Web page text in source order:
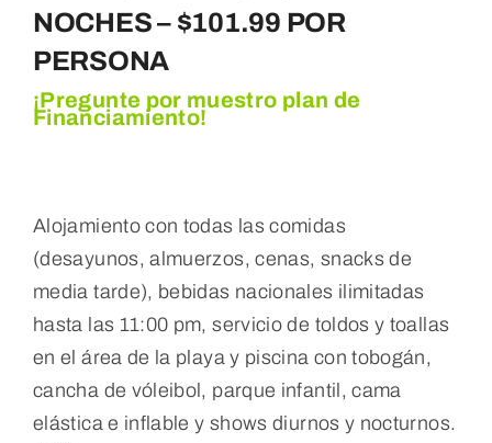
NOCHES – $101.99 POR
PERSONA
¡Pregunte por muestro plan de
Financiamiento!
Alojamiento con todas las comidas
(desayunos, almuerzos, cenas, snacks de
media tarde), bebidas nacionales ilimitadas
hasta las 11:00 pm, servicio de toldos y toallas
en el área de la playa y piscina con tobogán,
cancha de vóleibol, parque infantil, cama
elástica e inflable y shows diurnos y nocturnos.